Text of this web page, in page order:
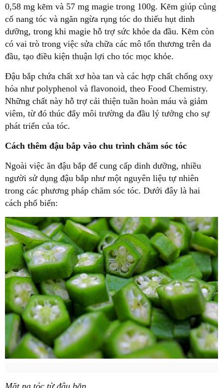
0,58 mg kẽm và 57 mg magie trong 100g. Kẽm giúp củng
cố nang tóc và ngăn ngừa rụng tóc do thiếu hụt dinh
dưỡng, trong khi magie hỗ trợ sức khỏe da đầu. Kẽm còn
có vai trò trong việc sửa chữa các mô tổn thương trên da
đầu, tạo điều kiện thuận lợi cho tóc mọc khỏe.
Đậu bắp chứa chất xơ hòa tan và các hợp chất chống oxy
hóa như polyphenol và flavonoid, theo Food Chemistry.
Những chất này hỗ trợ cải thiện tuần hoàn máu và giảm
viêm, từ đó thúc đẩy môi trường da đầu lý tưởng cho sự
phát triển của tóc.
Cách thêm đậu bắp vào chu trình chăm sóc tóc
Ngoài việc ăn đậu bắp để cung cấp dinh dưỡng, nhiều
người sử dụng đậu bắp như một nguyên liệu tự nhiên
trong các phương pháp chăm sóc tóc. Dưới đây là hai
cách phổ biến: